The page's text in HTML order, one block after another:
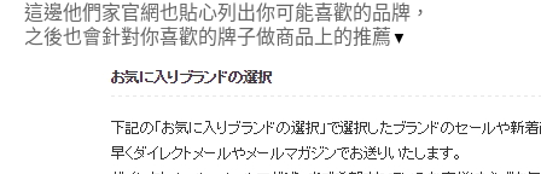
這邊他們家官網也貼心列出你可能喜歡的品牌，
之後也會針對你喜歡的牌子做商品上的推薦 ▼